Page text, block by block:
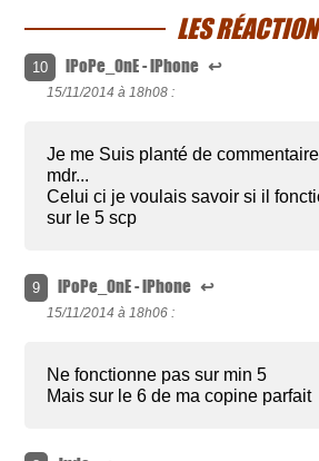
LES
10 iPoPe_0nE - iPhone ↩
15/11/2014 à 18h08 :
Je me Suis planté de commentaire
mdr...
Celui ci je voulais savoir si il
sur le 5 scp
9 iPoPe_0nE - iPhone ↩
15/11/2014 à 18h06 :
Ne fonctionne pas sur min 5
Mais sur le 6 de ma copine parfait